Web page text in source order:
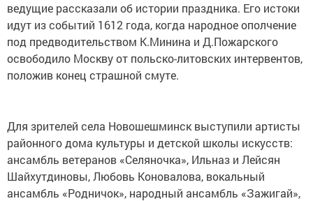
ведущие рассказали об истории праздника. Его истоки
идут из событий 1612 года, когда народное ополчение
под предводительством К.Минина и Д.Пожарского
освободило Москву от польско-литовских интервентов,
положив конец страшной смуте.
Для зрителей села Новошешминск выступили артисты
районного дома культуры и детской школы искусств:
ансамбль ветеранов «Селяночка», Ильназ и Лейсян
Шайхутдиновы, Любовь Коновалова, вокальный
ансамбль «Родничок», народный ансамбль «Зажигай»,